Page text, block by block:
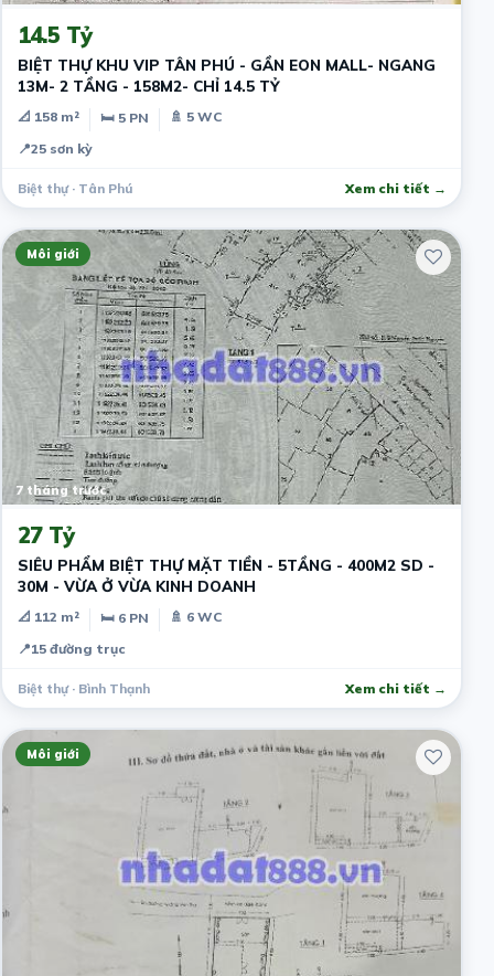
14.5 Tỷ
BIỆT THỰ KHU VIP TÂN PHÚ - GẦN EON MALL- NGANG
13M- 2 TẦNG - 158M2- CHỈ 14.5 TỶ
📐 158 m² 🛏 5 PN
🚿 5 WC
📍25 sơn kỳ
Biệt thự · Tân Phú Xem chi tiết →
Môi giới
7 tháng trước
27 Tỷ
SIÊU PHẨM BIỆT THỰ MẶT TIỀN - 5TẦNG - 400M2 SD -
30M - VỪA Ở VỪA KINH DOANH
📐 112 m² 🛏 6 PN
🚿 6 WC
📍15 đường trục
Biệt thự · Bình Thạnh Xem chi tiết →
Môi giới